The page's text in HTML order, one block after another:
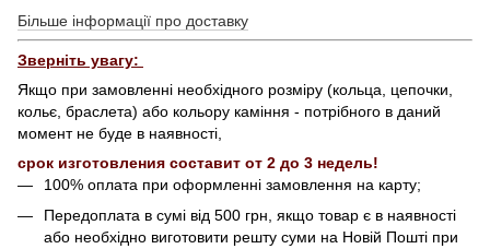
Більше інформації про доставку
Зверніть увагу:
Якщо при замовленні необхідного розміру (кольца, цепочки,
кольє, браслета) або кольору каміння - потрібного в даний
момент не буде в наявності,
срок изготовления составит от 2 до 3 недель!
100% оплата при оформленні замовлення на карту;
Передоплата в сумі від 500 грн, якщо товар є в наявності
або необхідно виготовити решту суми на Новій Пошті при